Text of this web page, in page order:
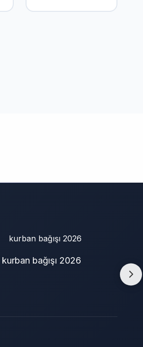
adak kurbanı